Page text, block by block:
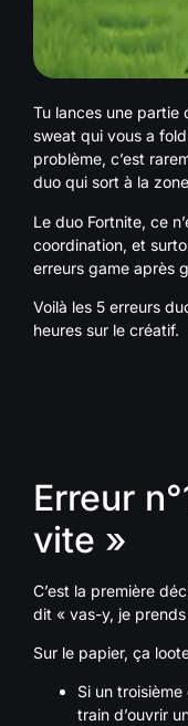
Tu lances une partie
sweat qui vous a
problème, c’est
duo qui sort à la
Le duo Fortnite, ce
coordination, et
erreurs game après
Voilà les 5 erreurs
heures sur le créatif.
Erreur
vite »
C’est la première
dit « vas-y, je
Sur le papier, ça
Si un
train d’ouvrir